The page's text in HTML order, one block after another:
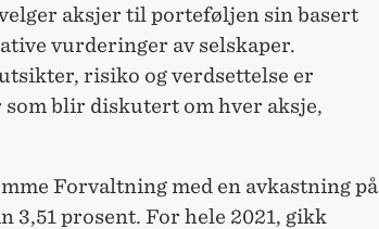
aksjer til porteføljen sin basert
vurderinger av selskaper.
risiko og verdsettelse er
blir diskutert om hver aksje,
Forvaltning med en avkastning på
3,51 prosent. For hele 2021, gikk